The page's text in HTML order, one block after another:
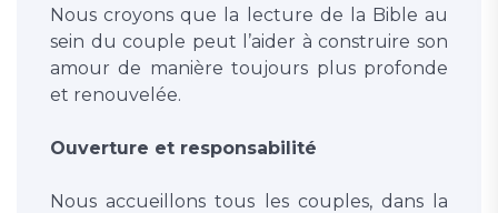
Nous croyons que la lecture de la Bible au
sein du couple peut l’aider à construire son
amour de manière toujours plus profonde
et renouvelée.
Ouverture et responsabilité
Nous accueillons tous les couples, dans la